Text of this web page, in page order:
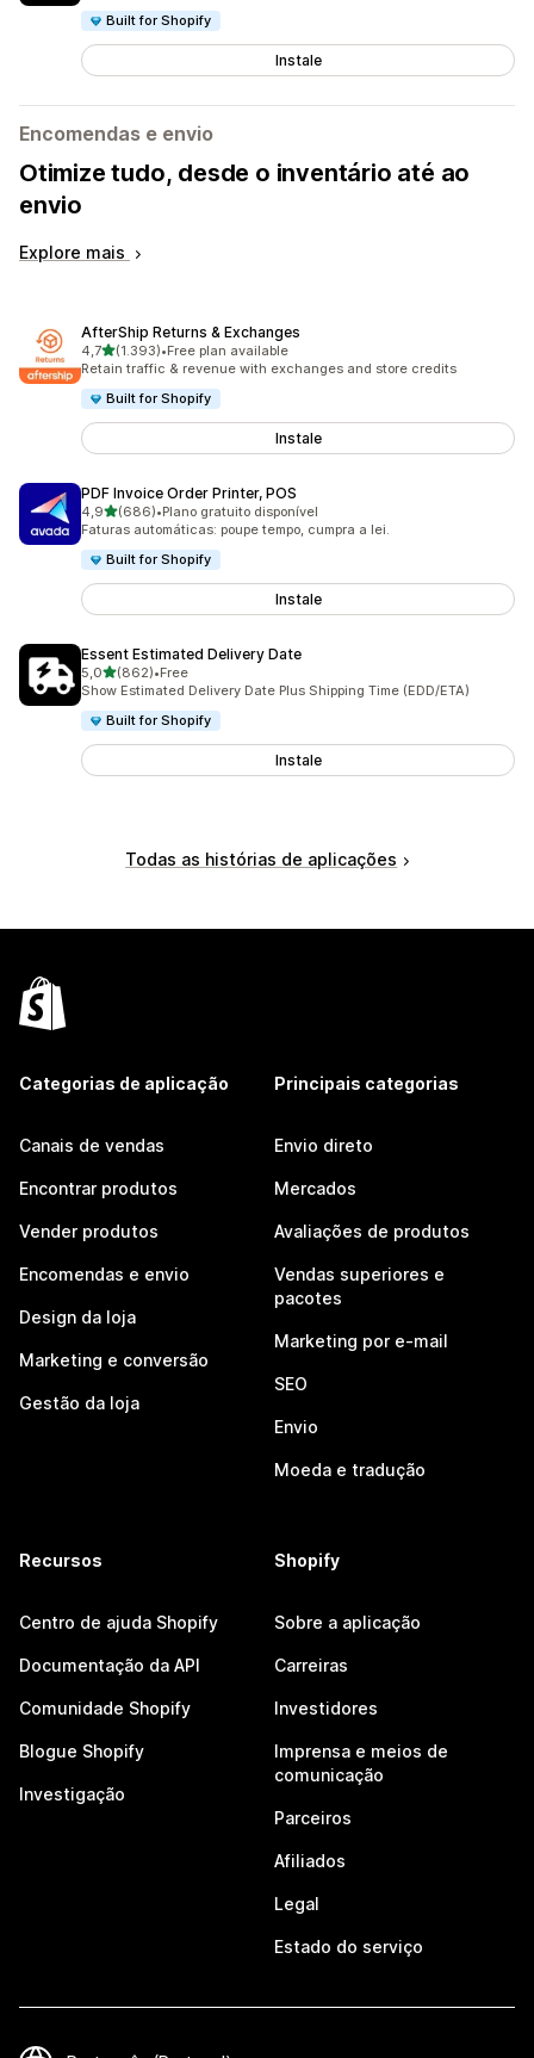
Built for Shopify
Instale
Encomendas e envio
Otimize tudo, desde o inventário até ao
envio
Explore mais
AfterShip Returns & Exchanges
4,7de 5 estrelas
(1.393)
1393 total de avaliações
•Free plan available
Retain traffic & revenue with exchanges and store credits
Built for Shopify
Instale
PDF Invoice Order Printer, POS
4,9de 5 estrelas
(686)
686 total de avaliações
•Plano gratuito disponível
Faturas automáticas: poupe tempo, cumpra a lei.
Built for Shopify
Instale
Essent Estimated Delivery Date
5,0de 5 estrelas
(862)
862 total de avaliações
•Free
Show Estimated Delivery Date Plus Shipping Time (EDD/ETA)
Built for Shopify
Instale
Todas as histórias de aplicações
Categorias de aplicação
Canais de vendas
Encontrar produtos
Vender produtos
Encomendas e envio
Design da loja
Marketing e conversão
Gestão da loja
Principais categorias
Envio direto
Mercados
Avaliações de produtos
Vendas superiores e
pacotes
Marketing por e-mail
SEO
Envio
Moeda e tradução
Recursos
Centro de ajuda Shopify
Documentação da API
Comunidade Shopify
Blogue Shopify
Investigação
Shopify
Sobre a aplicação
Carreiras
Investidores
Imprensa e meios de
comunicação
Parceiros
Afiliados
Legal
Estado do serviço